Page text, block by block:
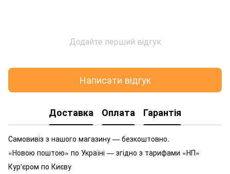
Додайте перший відгук
Написати відгук
Доставка Оплата Гарантія
Самовивіз з нашого магазину — безкоштовно.
«Новою поштою» по Україні — згідно з тарифами «НП»
Кур'єром по Києву